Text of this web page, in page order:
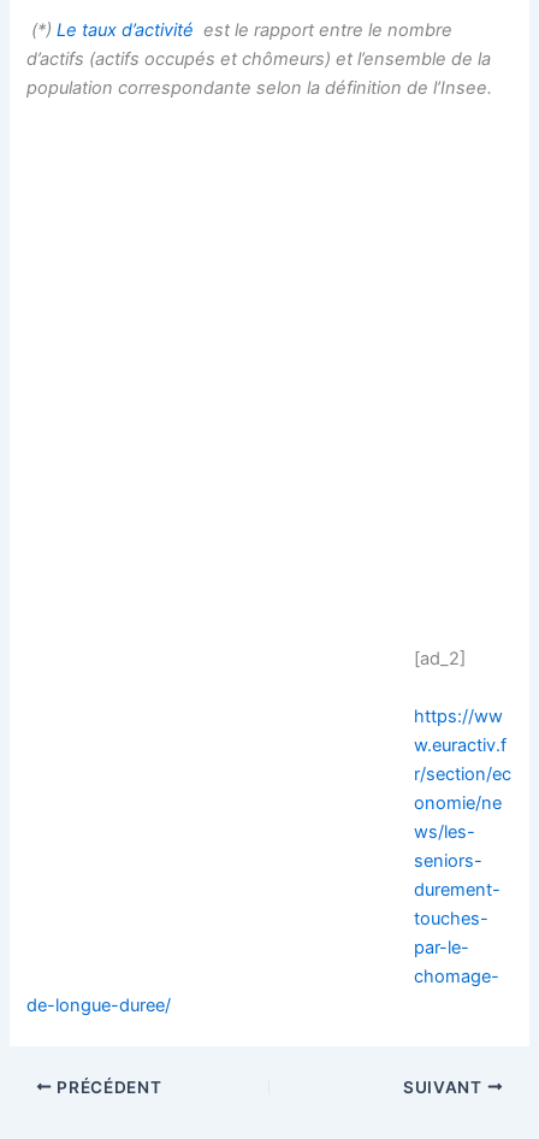
(*)Le taux d’activité est le rapport entre le nombre
d’actifs (actifs occupés et chômeurs) et l’ensemble de la
population correspondante selon la définition de l’Insee.
[ad_2]
https://ww
w.euractiv.f
r/section/ec
onomie/ne
ws/les-
seniors-
durement-
touches-
par-le-
chomage-
de-longue-duree/
PRÉCÉDENT SUIVANT